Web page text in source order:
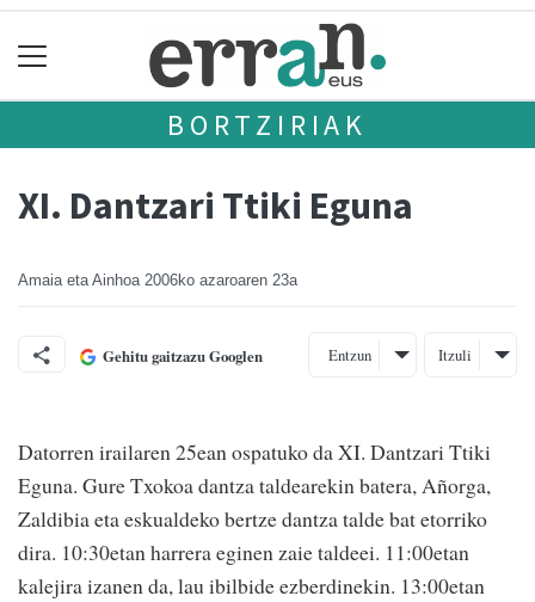
BORTZIRIAK
XI. Dantzari Ttiki Eguna
Amaia eta Ainhoa 2006ko azaroaren 23a
Gehitu gaitzazu Googlen Entzun Itzuli
Datorren irailaren 25ean ospatuko da XI. Dantzari Ttiki
Eguna. Gure Txokoa dantza taldearekin batera, Añorga,
Zaldibia eta eskualdeko bertze dantza talde bat etorriko
dira. 10:30etan harrera eginen zaie taldeei. 11:00etan
kalejira izanen da, lau ibilbide ezberdinekin. 13:00etan